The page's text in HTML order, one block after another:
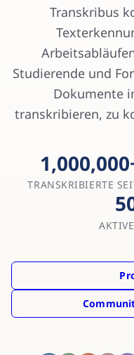
Transkribus
Studierende und
Dokumente
transkribieren, zu
1,000,000
TRANSKRIBIERTE